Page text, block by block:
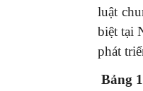
luật
biệt tại
phát
Bảng